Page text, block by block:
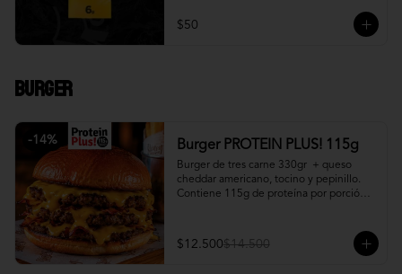
$50
Burger
-14% Burger PROTEIN PLUS! 115g
Burger de tres carne 330gr  + queso
cheddar americano, tocino y pepinillo.
Contiene 115g de proteína por porción.
$12.500$14.500